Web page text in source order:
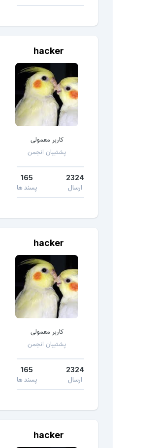
hacker
کاربر معمولی
پشتیبان انجمن
2324
ارسال
165
پسند ها
hacker
کاربر معمولی
پشتیبان انجمن
2324
ارسال
165
پسند ها
hacker